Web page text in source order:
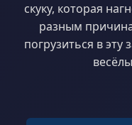
скуку, которая
разным
погрузиться в эту